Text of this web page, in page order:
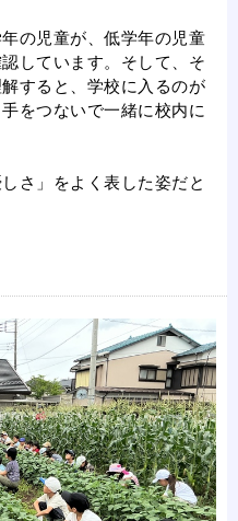
の児童が、低学年の児童
しています。そして、そ
すると、学校に入るのが
をつないで一緒に校内に
さ」をよく表した姿だと